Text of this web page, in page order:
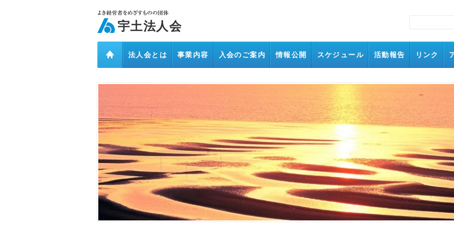
宇土法人会
法人会とは 事業内容 入会のご案内 情報公開 スケジュール 活動報告 リンク